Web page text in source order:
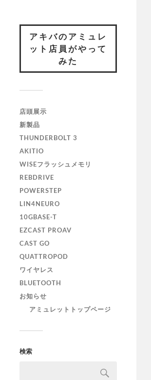
アキバのアミュレ
ット店員がやって
みた
店頭展示
新製品
THUNDERBOLT 3
AKITIO
WISEフラッシュメモリ
REBDRIVE
POWERSTEP
LIN4NEURO
10GBASE-T
EZCAST PROAV
CAST GO
QUATTROPOD
ワイヤレス
BLUETOOTH
お知らせ
アミュレットトップページ
検索